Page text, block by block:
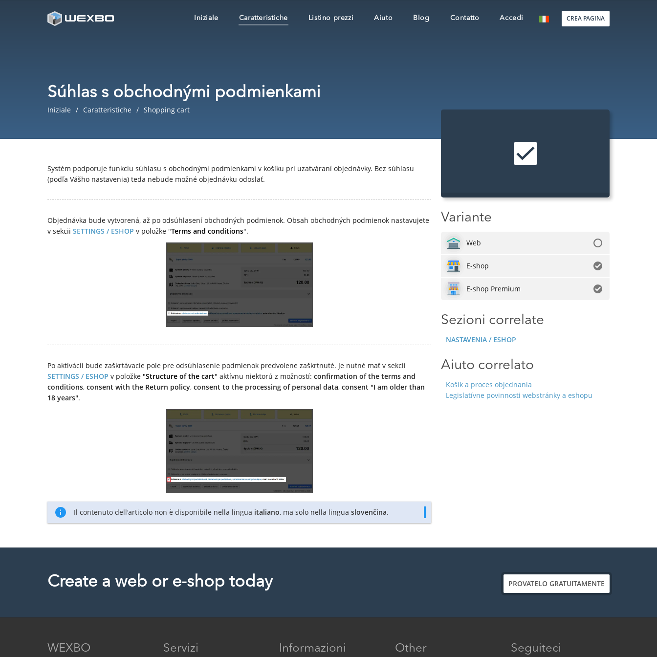
Iniziale Caratteristiche Listino prezzi Aiuto Blog Contatto Accedi CREA PAGINA
Súhlas s obchodnými podmienkami
Iniziale Caratteristiche Shopping cart
Systém podporuje funkciu súhlasu s obchodnými podmienkami v košíku pri uzatváraní objednávky. Bez súhlasu
(podľa Vášho nastavenia) teda nebude možné objednávku odoslať.
Objednávka bude vytvorená, až po odsúhlasení obchodných podmienok. Obsah obchodných podmienok nastavujete
v sekcii SETTINGS / ESHOP v položke "Terms and conditions".
Po aktivácii bude zaškrtávacie pole pre odsúhlasenie podmienok predvolene zaškrtnuté. Je nutné mať v sekcii
SETTINGS / ESHOP v položke "Structure of the cart" aktívnu niektorú z možností: confirmation of the terms and
conditions, consent with the Return policy, consent to the processing of personal data, consent "I am older than
18 years".
Il contenuto dell'articolo non è disponibile nella lingua italiano, ma solo nella lingua slovenčina.
Variante
Web
E-shop
E-shop Premium
Sezioni correlate
NASTAVENIA / ESHOP
Aiuto correlato
Košík a proces objednania
Legislatívne povinnosti webstránky a eshopu
Create a web or e-shop today PROVATELO GRATUITAMENTE
WEXBO Servizi Informazioni Other Seguiteci